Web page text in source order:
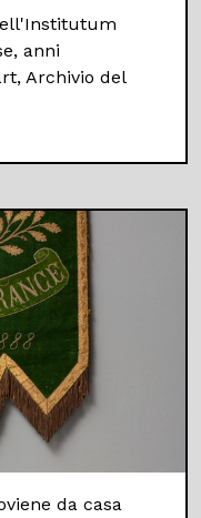
anni
Archivio del
da casa